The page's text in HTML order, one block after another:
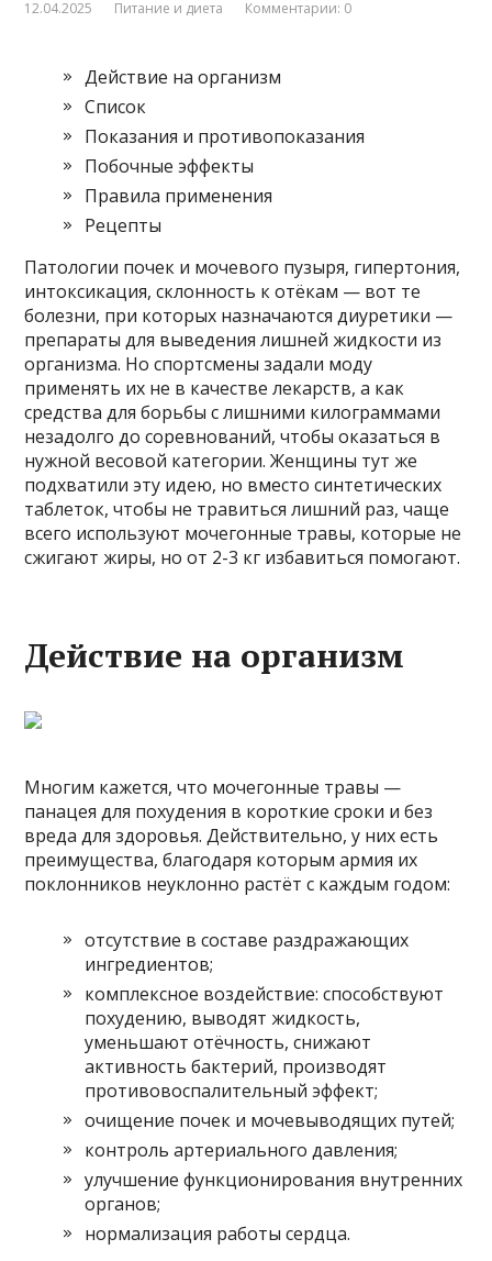
12.04.2025 Питание и диета Комментарии: 0
Действие на организм
Список
Показания и противопоказания
Побочные эффекты
Правила применения
Рецепты
Патологии почек и мочевого пузыря, гипертония,
интоксикация, склонность к отёкам — вот те
болезни, при которых назначаются диуретики —
препараты для выведения лишней жидкости из
организма. Но спортсмены задали моду
применять их не в качестве лекарств, а как
средства для борьбы с лишними килограммами
незадолго до соревнований, чтобы оказаться в
нужной весовой категории. Женщины тут же
подхватили эту идею, но вместо синтетических
таблеток, чтобы не травиться лишний раз, чаще
всего используют мочегонные травы, которые не
сжигают жиры, но от 2-3 кг избавиться помогают.
Действие на организм
Многим кажется, что мочегонные травы —
панацея для похудения в короткие сроки и без
вреда для здоровья. Действительно, у них есть
преимущества, благодаря которым армия их
поклонников неуклонно растёт с каждым годом:
отсутствие в составе раздражающих
ингредиентов;
комплексное воздействие: способствуют
похудению, выводят жидкость,
уменьшают отёчность, снижают
активность бактерий, производят
противовоспалительный эффект;
очищение почек и мочевыводящих путей;
контроль артериального давления;
улучшение функционирования внутренних
органов;
нормализация работы сердца.